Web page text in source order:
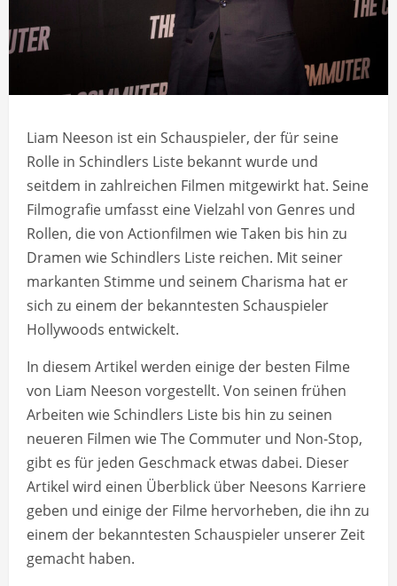
Liam Neeson ist ein Schauspieler, der für seine
Rolle in Schindlers Liste bekannt wurde und
seitdem in zahlreichen Filmen mitgewirkt hat. Seine
Filmografie umfasst eine Vielzahl von Genres und
Rollen, die von Actionfilmen wie Taken bis hin zu
Dramen wie Schindlers Liste reichen. Mit seiner
markanten Stimme und seinem Charisma hat er
sich zu einem der bekanntesten Schauspieler
Hollywoods entwickelt.
In diesem Artikel werden einige der besten Filme
von Liam Neeson vorgestellt. Von seinen frühen
Arbeiten wie Schindlers Liste bis hin zu seinen
neueren Filmen wie The Commuter und Non-Stop,
gibt es für jeden Geschmack etwas dabei. Dieser
Artikel wird einen Überblick über Neesons Karriere
geben und einige der Filme hervorheben, die ihn zu
einem der bekanntesten Schauspieler unserer Zeit
gemacht haben.